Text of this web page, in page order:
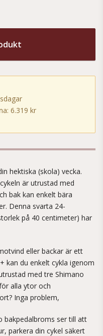
6.319 kr
hektiska (skola) vecka.
är utrustad med
bak kan enkelt bära
Denna svarta 24-
på 40 centimeter) har
eller backar är ett
kan du enkelt cykla igenom
med tre Shimano
alla ytor och
Inga problem,
bakpedalbroms ser till att
parkera din cykel säkert